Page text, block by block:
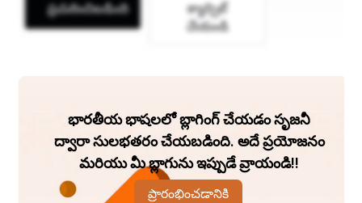
ప్రచురించిబడింది
క్యాన్సిల్
చేయండి
భారతీయ భాషలలో బ్లాగింగ్ చేయడం సృజనీ
ద్వారా సులభతరం చేయబడింది. అదే ప్రయోజనం
మరియు మీ బ్లాగును ఇప్పుడే వ్రాయండి!!
ప్రారంభించడానికి